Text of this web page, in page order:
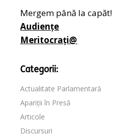
Mergem până la capăt!
Audiențe
Meritocrați@
Categorii:
Actualitate Parlamentară
Apariții în Presă
Articole
Discursuri